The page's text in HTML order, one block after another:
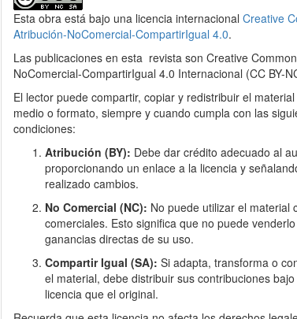
Esta obra está bajo una licencia internacionalCreative
Atribución-NoComercial-CompartirIgual 4.0.
Las publicaciones en esta revista son Creative
NoComercial-CompartirIgual 4.0 Internacional (CC BY-
El lector puede compartir, copiar y redistribuir el
medio o formato, siempre y cuando cumpla con las
condiciones:
Atribución (BY): Debe dar crédito adecuado al
proporcionando un enlace a la licencia y
realizado cambios.
No Comercial (NC): No puede utilizar el material
comerciales. Esto significa que no puede
ganancias directas de su uso.
Compartir Igual (SA): Si adapta, transforma o
el material, debe distribuir sus contribuciones
licencia que el original.